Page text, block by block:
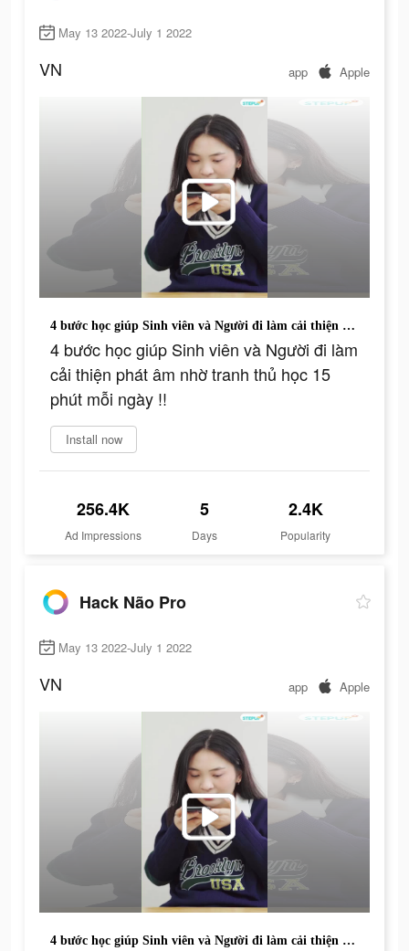
May 13 2022-July 1 2022
VN app Apple
4 bước học giúp Sinh viên và Người đi làm cải thiện phát âm nhờ tranh thủ học 15 phút mỗi ngày !!
4 bước học giúp Sinh viên và Người đi làm
cải thiện phát âm nhờ tranh thủ học 15
phút mỗi ngày !!
Install now
256.4K
Ad Impressions
5
Days
2.4K
Popularity
Hack Não Pro
May 13 2022-July 1 2022
VN app Apple
4 bước học giúp Sinh viên và Người đi làm cải thiện phát âm nhờ tranh thủ học 15 phút mỗi ngày !!